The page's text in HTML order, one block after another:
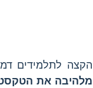
הקצה לתלמידים
מלהיבה את